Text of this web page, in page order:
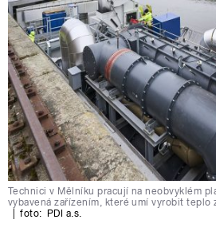
Technici v Mělníku pracují na neobvyklém
vybavená zařízením, které umí vyrobit teplo
foto: PDI a.s.